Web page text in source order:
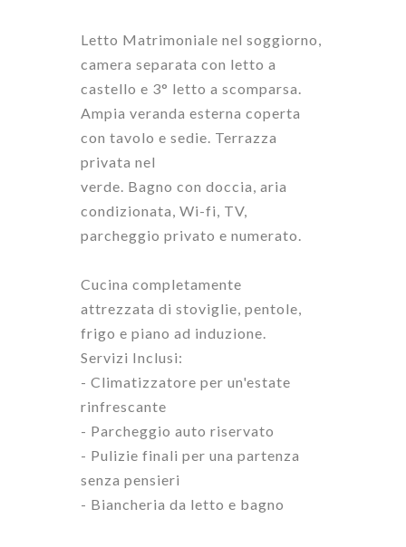
Letto Matrimoniale nel soggiorno,
camera separata con letto a
castello e 3° letto a scomparsa.
Ampia veranda esterna coperta
con tavolo e sedie. Terrazza
privata nel
verde. Bagno con doccia aria
condizionata, Wi-fi TV,
parcheggio privato e numerato.
Cucina completamente
attrezzata di stoviglie, pentole,
frigo e piano ad induzione.
Servizi Inclusi:
- Climatizzatore per un'estate
rinfrescante
- Parcheggio auto riservato
- Pulizie finali per una partenza
senza pensieri
- Biancheria da letto e bagno